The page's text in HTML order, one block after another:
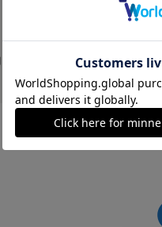
プライバシーポリシー 会社概要
©GMO Pepabo,